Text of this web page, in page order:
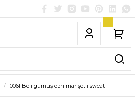
0061 Beli gümüş deri manşetli sweat